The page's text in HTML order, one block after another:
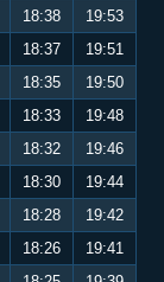
18:38
19:53
18:37
19:51
18:35
19:50
18:33
19:48
18:32
19:46
18:30
19:44
18:28
19:42
18:26
19:41